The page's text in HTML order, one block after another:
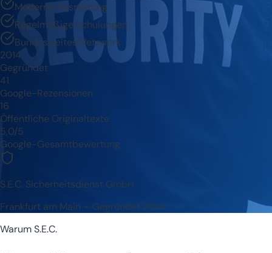
Moderne Ausrüstung
Regelmäßige Schulungen
Bundesweites Netzwerk
2014
Gegründet
41
Google-Rezensionen
16
Öffentliche Originaltexte
5,0/5
Google-Gesamtbewertung
S.E.C. Sicherheitsdienst GmbH
Frankfurt am Main – Gegründet 2014
Warum S.E.C.